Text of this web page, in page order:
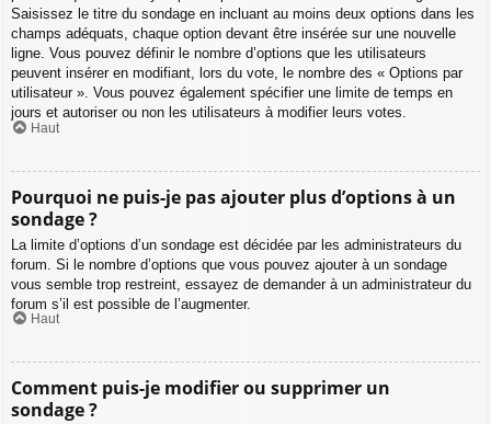
Saisissez le titre du sondage en incluant au moins deux options dans les
champs adéquats, chaque option devant être insérée sur une nouvelle
ligne. Vous pouvez définir le nombre d’options que les utilisateurs
peuvent insérer en modifiant, lors du vote, le nombre des « Options par
utilisateur ». Vous pouvez également spécifier une limite de temps en
jours et autoriser ou non les utilisateurs à modifier leurs votes.
Haut
Pourquoi ne puis-je pas ajouter plus d’options à un
sondage ?
La limite d’options d’un sondage est décidée par les administrateurs du
forum. Si le nombre d’options que vous pouvez ajouter à un sondage
vous semble trop restreint, essayez de demander à un administrateur du
forum s’il est possible de l’augmenter.
Haut
Comment puis-je modifier ou supprimer un
sondage ?